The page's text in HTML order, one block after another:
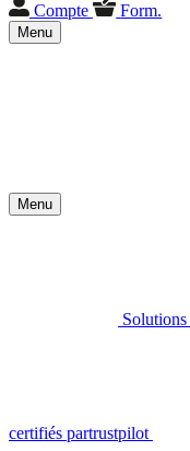
Compte Form.
Menu
Menu
Solutions
certifiés partrustpilot